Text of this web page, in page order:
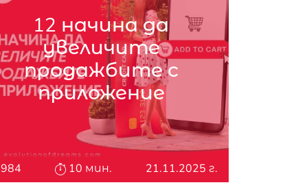
12 начина да
увеличите
продажбите с
приложение
984 10 мин. 21.11.2025 г.